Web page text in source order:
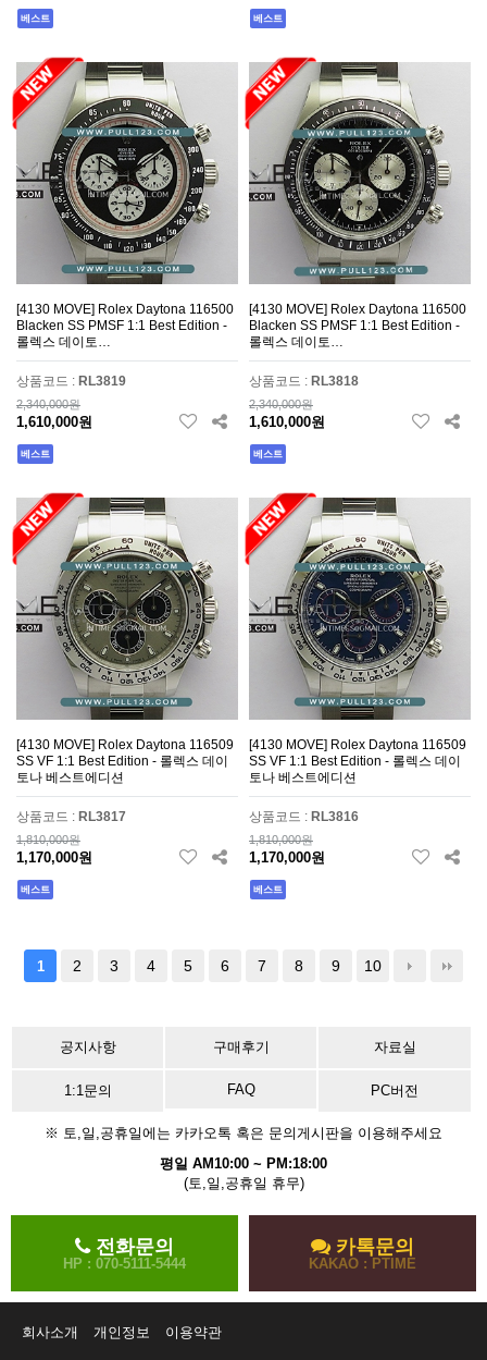
베스트 베스트
[4130 MOVE] Rolex Daytona 116500
Blacken SS PMSF 1:1 Best Edition -
롤렉스 데이토…
상품코드 : RL3819
2,340,000원
1,610,000원
베스트
[4130 MOVE] Rolex Daytona 116500
Blacken SS PMSF 1:1 Best Edition -
롤렉스 데이토…
상품코드 : RL3818
2,340,000원
1,610,000원
베스트
[4130 MOVE] Rolex Daytona 116509
SS VF 1:1 Best Edition - 롤렉스 데이
토나 베스트에디션
상품코드 : RL3817
1,810,000원
1,170,000원
베스트
[4130 MOVE] Rolex Daytona 116509
SS VF 1:1 Best Edition - 롤렉스 데이
토나 베스트에디션
상품코드 : RL3816
1,810,000원
1,170,000원
베스트
1 2 3 4 5 6 7 8 9 10
공지사항 구매후기 자료실
1:1문의 FAQ PC버전
※ 토,일,공휴일에는 카카오톡 혹은 문의게시판을 이용해주세요
평일 AM10:00 ~ PM:18:00
(토,일,공휴일 휴무)
전화문의
HP : 070-5111-5444
카톡문의
KAKAO : PTIME
회사소개 개인정보 이용약관